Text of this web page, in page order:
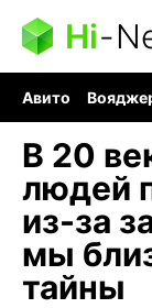
Hi-
Авито
В 20
людей
из-за
мы
тайны